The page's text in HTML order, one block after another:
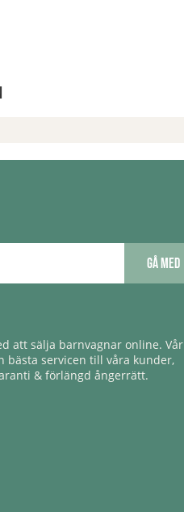
Gå med
att sälja barnvagnar online. Vår
bästa servicen till våra kunder,
& förlängd ångerrätt.